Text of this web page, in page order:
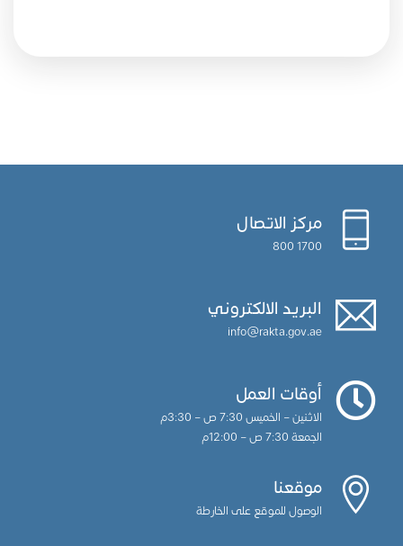
مركز الاتصال
1700 800
البريد الالكتروني
info@rakta.gov.ae
أوقات العمل
الاثنين – الخميس 7:30 ص – 3:30م
الجمعة 7:30 ص – 12:00م
موقعنا
الوصول للموقع على الخارطة